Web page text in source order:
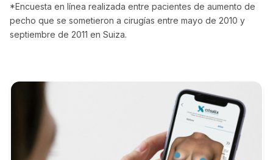
*Encuesta en línea realizada entre pacientes de aumento de
pecho que se sometieron a cirugías entre mayo de 2010 y
septiembre de 2011 en Suiza.